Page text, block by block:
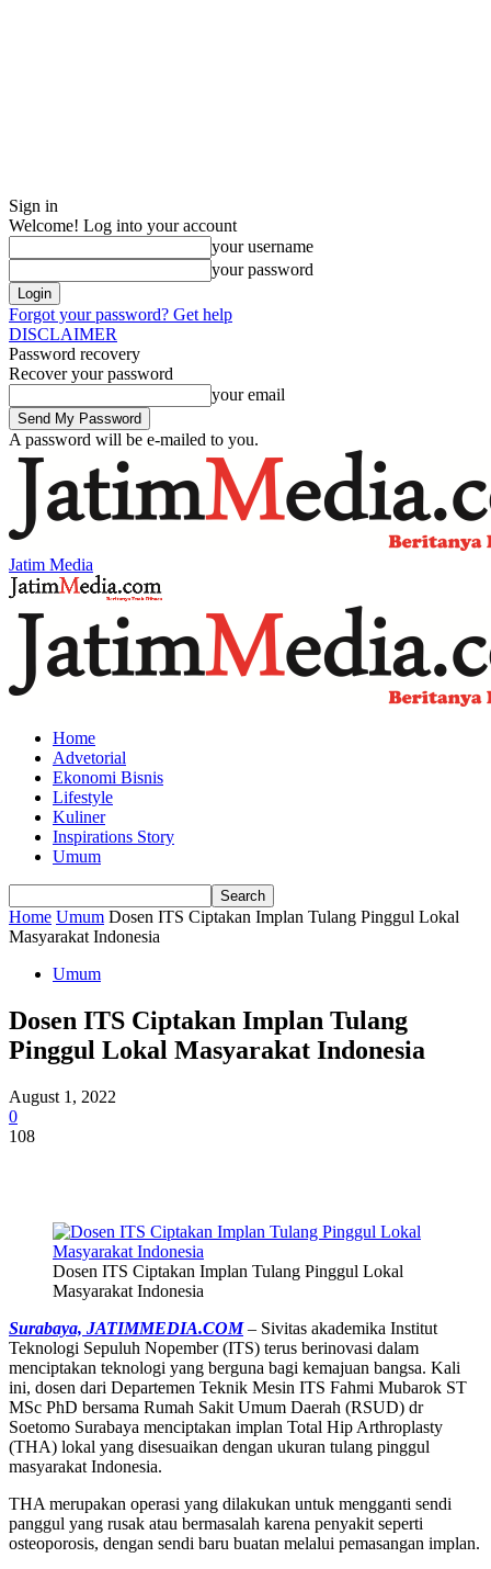
Sign in
Welcome! Log into your account
your username
your password
Forgot your password? Get help
DISCLAIMER
Password recovery
Recover your password
your email
A password will be e-mailed to you.
Jatim Media
Home
Advetorial
Ekonomi Bisnis
Lifestyle
Kuliner
Inspirations Story
Umum
Home Umum Dosen ITS Ciptakan Implan Tulang Pinggul Lokal
Masyarakat Indonesia
Umum
Dosen ITS Ciptakan Implan Tulang
Pinggul Lokal Masyarakat Indonesia
August 1, 2022
0
108
Dosen ITS Ciptakan Implan Tulang Pinggul Lokal
Masyarakat Indonesia
Surabaya, JATIMMEDIA.COM– Sivitas akademika Institut
Teknologi Sepuluh Nopember (ITS) terus berinovasi dalam
menciptakan teknologi yang berguna bagi kemajuan bangsa. Kali
ini, dosen dari Departemen Teknik Mesin ITS Fahmi Mubarok ST
MSc PhD bersama Rumah Sakit Umum Daerah (RSUD) dr
Soetomo Surabaya menciptakan implan Total Hip Arthroplasty
(THA) lokal yang disesuaikan dengan ukuran tulang pinggul
masyarakat Indonesia.
THA merupakan operasi yang dilakukan untuk mengganti sendi
panggul yang rusak atau bermasalah karena penyakit seperti
osteoporosis, dengan sendi baru buatan melalui pemasangan implan.